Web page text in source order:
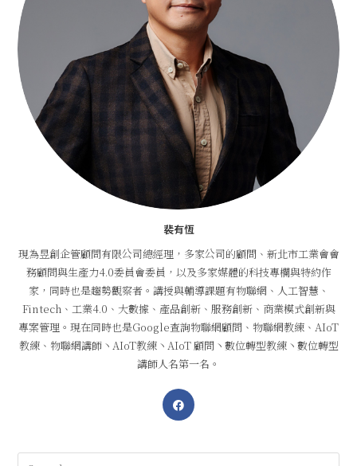
裴有恆
現為昱創企管顧問有限公司總經理，多家公司的顧問、新北市工業會會
務顧問與生產力4.0委員會委員，以及多家媒體的科技專欄與特約作
家，同時也是趨勢觀察者。講授與輔導課題有物聯網、人工智慧、
Fintech、工業4.0、大數據、產品創新、服務創新、商業模式創新與
專案管理。現在同時也是Google查詢物聯網顧問、物聯網教練、AIoT
教練、物聯網講師丶AIoT教練丶AIoT 顧問丶數位轉型教練丶數位轉型
講師人名第一名。